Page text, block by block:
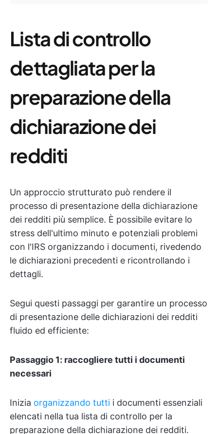
Lista di controllo
dettagliata per la
preparazione della
dichiarazione dei
redditi
Un approccio strutturato può rendere il
processo di presentazione della dichiarazione
dei redditi più semplice. È possibile evitare lo
stress dell'ultimo minuto e potenziali problemi
con l'IRS organizzando i documenti, rivedendo
le dichiarazioni precedenti e ricontrollando i
dettagli.
Segui questi passaggi per garantire un processo
di presentazione delle dichiarazioni dei redditi
fluido ed efficiente:
Passaggio 1: raccogliere tutti i documenti
necessari
Inizia organizzando tutti i documenti essenziali
elencati nella tua lista di controllo per la
preparazione della dichiarazione dei redditi.